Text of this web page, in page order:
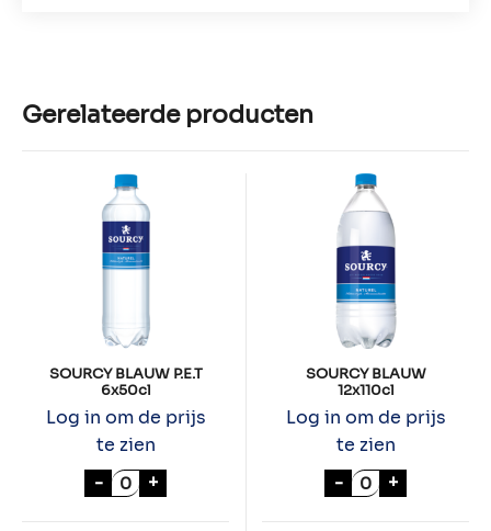
Gerelateerde producten
SOURCY BLAUW P.E.T
6x50cl
Log in om de prijs
te zien
- SOURCY BLAUW P.E.T 6x50cl aantal
+
SOURCY BLAUW
12x110cl
Log in om de prijs
te zien
- SOURCY
+